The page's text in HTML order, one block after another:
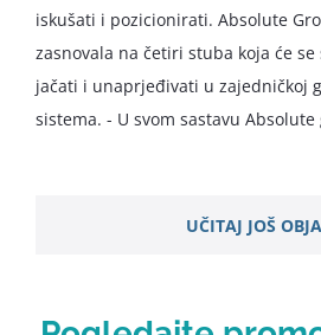
iskušati i pozicionirati. Absolute
zasnovala na četiri stuba koja će
jačati i unaprjeđivati u zajedničkoj
sistema. - U svom sastavu Absolute
UČITAJ JOŠ